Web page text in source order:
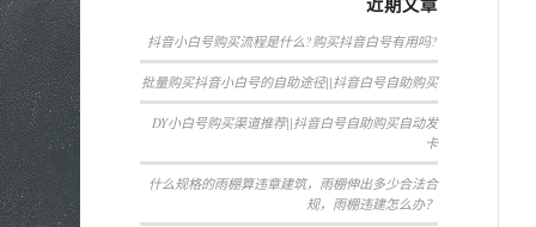
抖音小白号购买流程是什么?购买抖音白号有用吗?
批量购买抖音小白号的自助途径||抖音白号自助购买
DY小白号购买渠道推荐||抖音白号自助购买自动发
卡
什么规格的雨棚算违章建筑，雨棚伸出多少合法合
规，雨棚违建怎么办？